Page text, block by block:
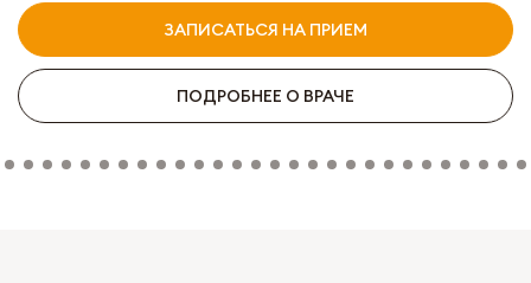
ЗАПИСАТЬСЯ НА ПРИЕМ
ПОДРОБНЕЕ О ВРАЧЕ